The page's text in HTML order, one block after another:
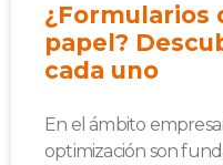
¿Formularios
papel?
cada uno
En el ámbito
optimización son